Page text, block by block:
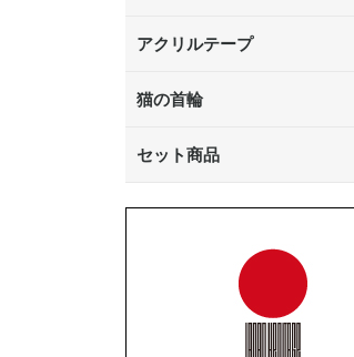
アクリルテープ
猫の首輪
セット商品